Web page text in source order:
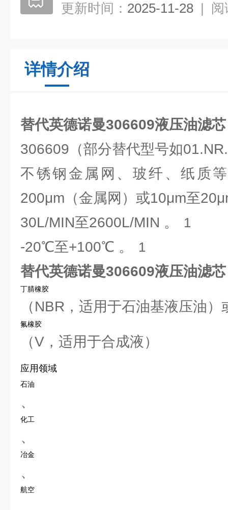
更新时间： 2025-11-28 | 阅
详情介绍
替代英德诺曼306609液压油滤芯
306609（部分替代型号如
不锈钢金属网、玻纤、纸质
200μm（金属网）或10μm至
‌30L/MIN至2600L/MIN 。 ‌
1
-20℃至+100℃ 。 ‌ 1
替代英德诺曼306609液压油滤芯
丁腈橡胶
（NBR，适用于石油基液压油）
氟橡胶
（V，适用于合成液）
应用领域
石油
、
化工
、
冶金
、
航空